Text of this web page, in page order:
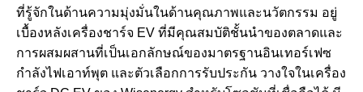
ที่รู้จักในด้านความมุ่งมั่นในด้านคุณภาพและนวัตกรรม อยู่
เบื้องหลังเครื่องชาร์จ EV ที่มีคุณสมบัติชั้นนำของตลาดและ
การผสมผสานที่เป็นเอกลักษณ์ของมาตรฐานอินเทอร์เฟซ
กำลังไฟเอาท์พุต และตัวเลือกการรับประกัน วางใจในเครื่อง